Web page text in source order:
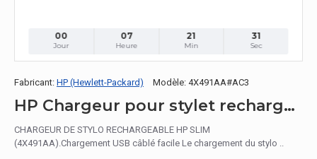
00
Jour
07
Heure
21
Min
30
Sec
Fabricant: HP (Hewlett-Packard) Modèle: 4X491AA#AC3
HP Chargeur pour stylet rechargeable ultra-plat
CHARGEUR DE STYLO RECHARGEABLE HP SLIM
(4X491AA).Chargement USB câblé facile Le chargement du stylo ..